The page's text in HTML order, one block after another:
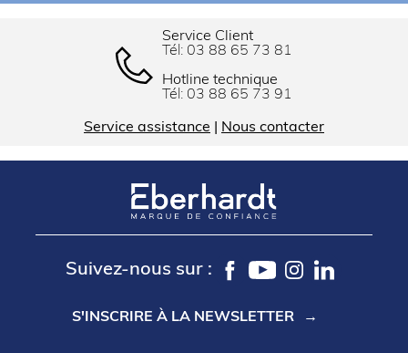
Service Client
Tél: 03 88 65 73 81
Hotline technique
Tél: 03 88 65 73 91
Service assistance Nous contacter
Suivez-nous sur :
S'INSCRIRE À LA NEWSLETTER